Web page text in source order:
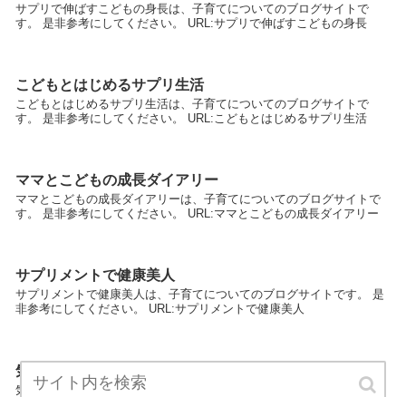
サプリで伸ばすこどもの身長は、子育てについてのブログサイトで
す。 是非参考にしてください。 URL:サプリで伸ばすこどもの身長
こどもとはじめるサプリ生活
こどもとはじめるサプリ生活は、子育てについてのブログサイトで
す。 是非参考にしてください。 URL:こどもとはじめるサプリ生活
ママとこどもの成長ダイアリー
ママとこどもの成長ダイアリーは、子育てについてのブログサイトで
す。 是非参考にしてください。 URL:ママとこどもの成長ダイアリー
サプリメントで健康美人
サプリメントで健康美人は、子育てについてのブログサイトです。 是
非参考にしてください。 URL:サプリメントで健康美人
気になるこどものサプリメント
気になるこどものサプリメントは、子育てについてのブログサイトで